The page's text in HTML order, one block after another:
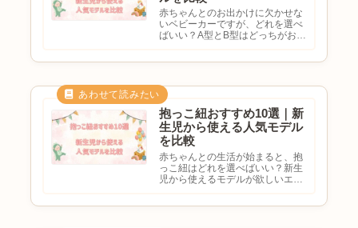
赤ちゃんとのお出かけに欠かせな
いベビーカーですが、どれを選べ
ばいい？A型とB型はどっちがおす
は毎日の移動や買い物、旅行な...
抱っこ紐おすすめ10選｜新
生児から使える人気モデル
を比較
赤ちゃんとの生活が始まると、抱
っこ紐はどれを選べばいい？新生
児から使えるモデルが欲しいエル